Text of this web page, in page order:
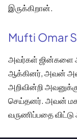
இருக்கிறான்.
Mufti Omar
அவர்கள் ஜின்களை
ஆக்கினர், அவன்
அறிவின்றி
செய்தனர். அவன்
வருணிப்பதை